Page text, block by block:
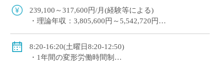
安に専任教諭への登用チャンスあり 京 […]
239,100～317,600円/月(経験等による)
・理論年収：3,805,600円～5,542,720円
◇手当：各種有(例：担任手当30,800～34,200円/月)
◇保険：私学共済、雇用保険、労災保険
8:20-16:20(土曜日8:20-12:50)
・1年間の変形労働時間制